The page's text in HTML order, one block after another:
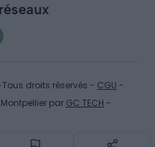
Tous droits réservés - CGU -
par GC TECH -